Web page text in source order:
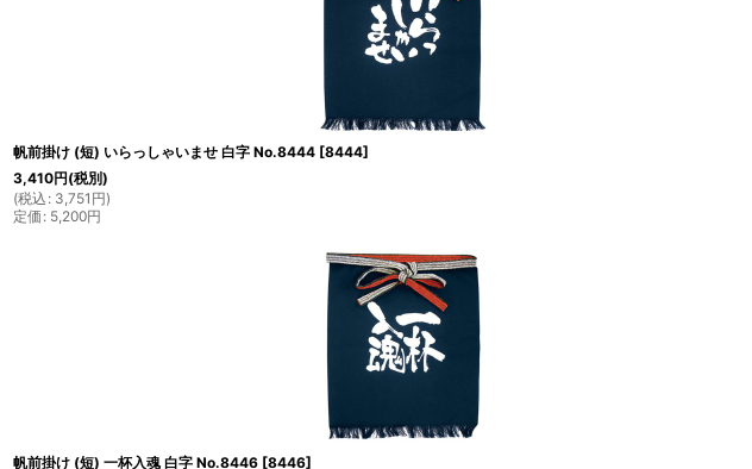
帆前掛け (短) いらっしゃいませ 白字 No.8444 [8444]
3,410円(税別)
(税込 : 3,751 円)
定価 : 5,200円
帆前掛け (短) 一杯入魂 白字 No.8446 [8446]